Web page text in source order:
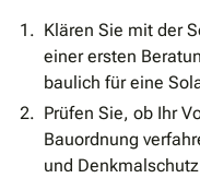
Klären Sie mit der
einer ersten
baulich für eine
Prüfen Sie, ob Ihr
Bauordnung
und